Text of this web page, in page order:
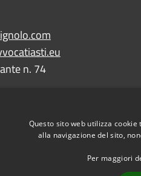
n. 74
Questo sito web utilizza
alla navigazione del sito,
Per maggiori